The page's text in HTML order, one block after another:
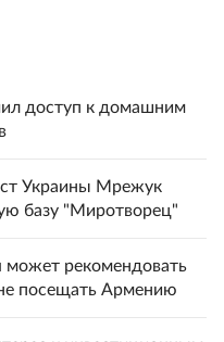
доступ к домашним
Украины Мрежук
базу "Миротворец"
может рекомендовать
посещать Армению